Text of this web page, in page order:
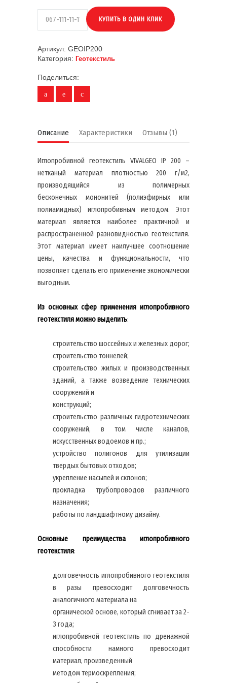
Артикул: GEOIP200
Категория: Геотекстиль
Поделиться:
Описание Характеристики Отзывы (1)
Иглопробивной геотекстиль VIVALGEO IP 200 –
нетканый материал плотностью 200 г/м2,
производящийся из полимерных
бесконечных мононитей (полиэфирных или
полиамидных) иглопробивным методом. Этот
материал является наиболее практичной и
распространенной разновидностью геотекстиля.
Этот материал имеет наилучшее соотношение
цены, качества и функциональности, что
позволяет сделать его применение экономически
выгодным.
Из основных сфер применения иглопробивного
геотекстиля можно выделить:
строительство шоссейных и железных дорог;
строительство тоннелей;
строительство жилых и производственных
зданий, а также возведение технических
сооружений и
конструкций;
строительство различных гидротехнических
сооружений, в том числе каналов,
искусственных водоемов и пр.;
устройство полигонов для утилизации
твердых бытовых отходов;
укрепление насыпей и склонов;
прокладка трубопроводов различного
назначения;
работы по ландшафтному дизайну.
Основные преимущества иглопробивного
геотекстиля:
долговечность иглопробивного геотекстиля
в разы превосходит долговечность
аналогичного материала на
органической основе, который сгнивает за 2-
3 года;
иглопробивной геотекстиль по дренажной
способности намного превосходит
материал, произведенный
методом термоскрепления;